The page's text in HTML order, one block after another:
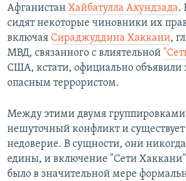
Афганистан Хайбатулла Ахундзада.
сидят некоторые чиновники их
включая Сираджуддина Хаккани,
МВД, связанного с влиятельной
США, кстати, официально объявили
опасным террористом.
Между этими двумя группировками
нешуточный конфликт и
недоверие. В сущности, они
едины, и включение "Сети Хаккани"
было в значительной мере